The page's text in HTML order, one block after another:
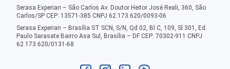
Serasa Experian – São Carlos Av. Doutor Heitor José Reali, 360, São
Carlos/SP CEP: 13571-385 CNPJ 62.173.620/0093-06
Serasa Experian – Brasília ST SCN, S/N, Qd 02, Bl C, 109, Sl 301, Ed.
Paulo Sarasate Bairro Asa Sul, Brasília – DF CEP: 70302-911 CNPJ
62.173.620/0131-68